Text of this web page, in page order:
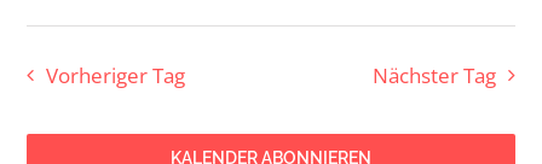
August
2026
Datum
Vorheriger Tag Nächster Tag
KALENDER ABONNIEREN